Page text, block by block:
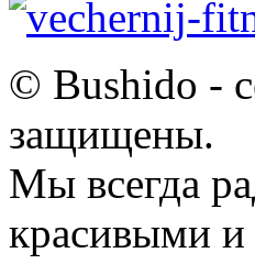
© Bushido -
защищены.
Мы всегда
красивыми